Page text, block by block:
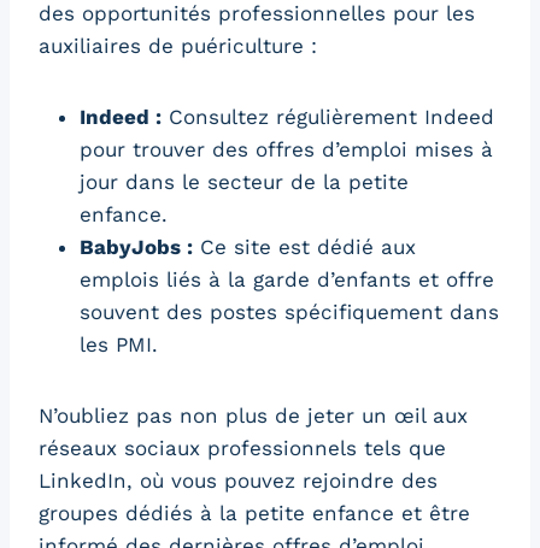
des opportunités professionnelles pour les
auxiliaires de puériculture :
Indeed : Consultez régulièrement Indeed
pour trouver des offres d’emploi mises à
jour dans le secteur de la petite
enfance.
BabyJobs : Ce site est dédié aux
emplois liés à la garde d’enfants et offre
souvent des postes spécifiquement dans
les PMI.
N’oubliez pas non plus de jeter un œil aux
réseaux sociaux professionnels tels que
LinkedIn, où vous pouvez rejoindre des
groupes dédiés à la petite enfance et être